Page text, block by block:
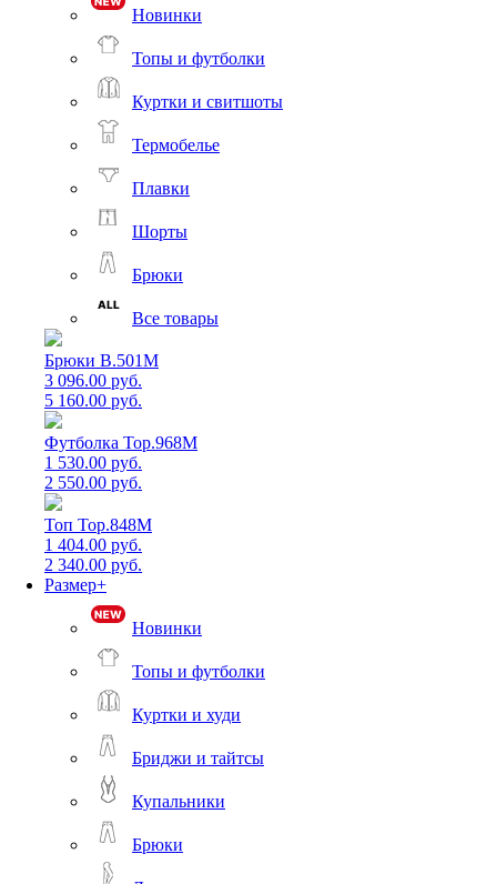
Новинки
Топы и футболки
Куртки и свитшоты
Термобелье
Плавки
Шорты
Брюки
Все товары
Брюки B.501M
3 096.00 руб.
5 160.00 руб.
Футболка Top.968M
1 530.00 руб.
2 550.00 руб.
Топ Top.848M
1 404.00 руб.
2 340.00 руб.
Размер+
Новинки
Топы и футболки
Куртки и худи
Бриджи и тайтсы
Купальники
Брюки